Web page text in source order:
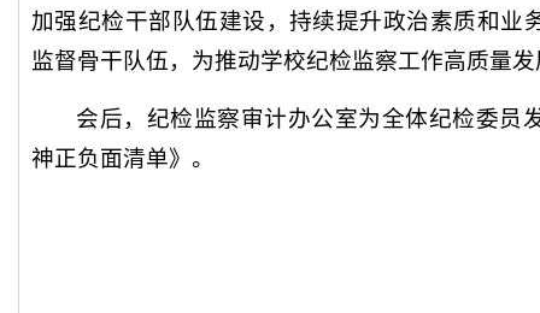
加强纪检干部队伍建设，持续提升政治素质和业
监督骨干队伍，为推动学校纪检监察工作高质量
会后，纪检监察审计办公室为全体纪检委员
神正负面清单》。